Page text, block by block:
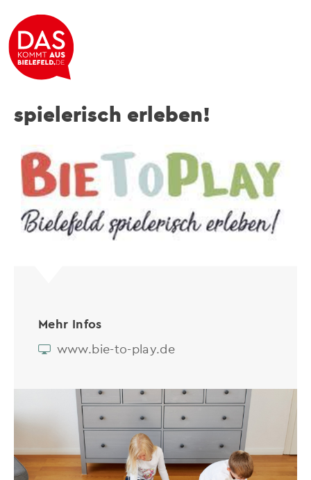
BieToPlay – Bielefeld
spielerisch erleben!
Mehr Infos
www.bie-to-play.de